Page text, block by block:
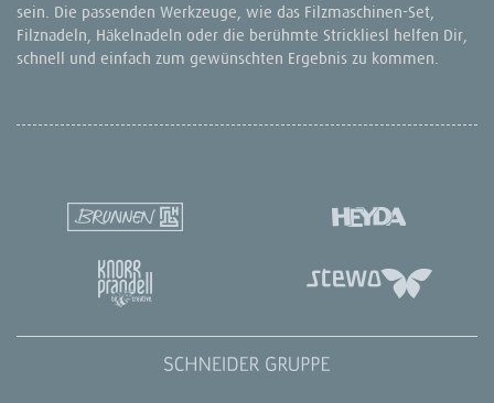
sein. Die passenden Werkzeuge, wie das Filzmaschinen-Set,
Filznadeln, Häkelnadeln oder die berühmte Strickliesl helfen Dir,
schnell und einfach zum gewünschten Ergebnis zu kommen.